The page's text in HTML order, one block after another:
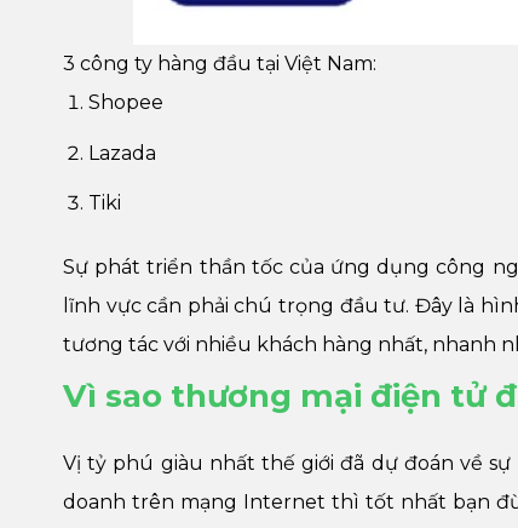
3 công ty hàng đầu tại Việt Nam:
Shopee
Lazada
Tiki
Sự phát triển thần tốc của ứng dụng công
lĩnh vực cần phải chú trọng đầu tư. Đây là
tương tác với nhiều khách hàng nhất, nhanh
Vì sao thương mại điện tử
Vị tỷ phú giàu nhất thế giới đã dự đoán về
doanh trên mạng Internet thì tốt nhất bạn